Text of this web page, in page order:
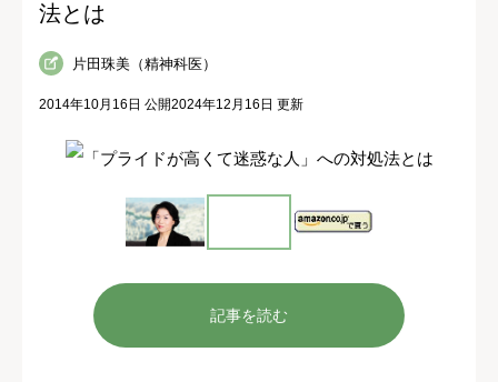
法とは
片田珠美（精神科医）
2014年10月16日 公開2024年12月16日 更新
記事を読む